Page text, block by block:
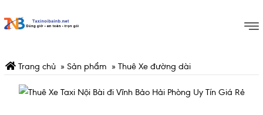
Trang chủ » Sản phẩm » Thuê Xe đường dài